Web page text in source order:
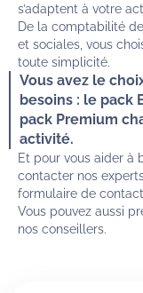
s’adaptent à votre
De la comptabilité
et sociales, vous
toute simplicité.
Vous avez le
besoins : le pack
pack Premium
activité.
Et pour vous aider à
contacter nos
formulaire de
Vous pouvez aussi
nos conseillers.